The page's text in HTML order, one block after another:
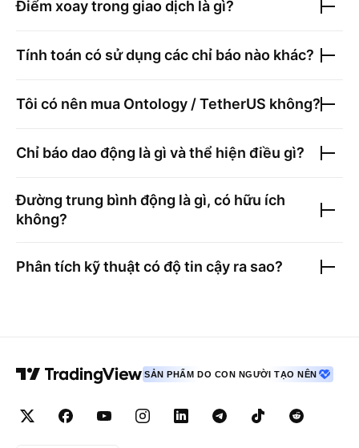
Điểm xoay trong giao dịch là gì?
Tính toán có sử dụng các chỉ báo nào khác?
Tôi có nên mua Ontology / TetherUS không?
Chỉ báo dao động là gì và thể hiện điều gì?
Đường trung bình động là gì, có hữu ích
không?
Phân tích kỹ thuật có độ tin cậy ra sao?
SẢN PHẨM DO CON NGƯỜI TẠO NÊN